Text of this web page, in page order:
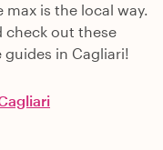
is the local way.
check out these
in Cagliari!